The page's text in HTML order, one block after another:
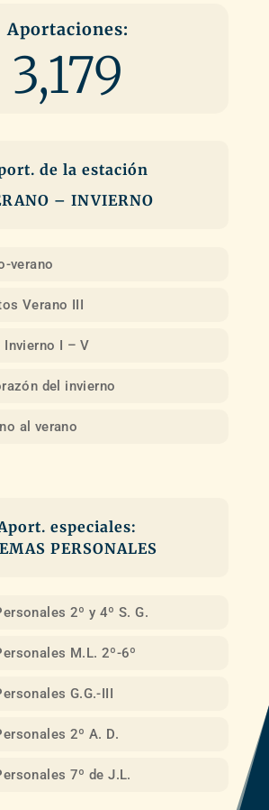
Aportaciones:
3,179
de la estación
– INVIERNO
verano
Verano III
Invierno I – V
del invierno
al verano
especiales:
PERSONALES
2º y 4º S. G.
M.L. 2º-6º
G.G.-III
2º A. D.
7º de J.L.